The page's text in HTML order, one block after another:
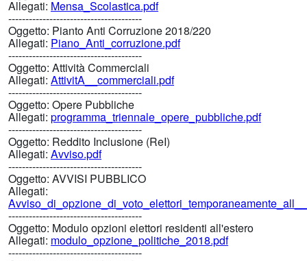
Allegati: Mensa_Scolastica.pdf
---------------------------------------
Oggetto: Pianto Anti Corruzione 2018/220
Allegati: Piano_Anti_corruzione.pdf
---------------------------------------
Oggetto: Attività Commerciali
Allegati: AttivitA__commerciali.pdf
---------------------------------------
Oggetto: Opere Pubbliche
Allegati: programma_triennale_opere_pubbliche.pdf
---------------------------------------
Oggetto: Reddito Inclusione (ReI)
Allegati: Avviso.pdf
---------------------------------------
Oggetto: AVVISI PUBBLICO
Allegati:
---------------------------------------
Oggetto: Modulo opzioni elettori residenti all'estero
Allegati: modulo_opzione_politiche_2018.pdf
---------------------------------------